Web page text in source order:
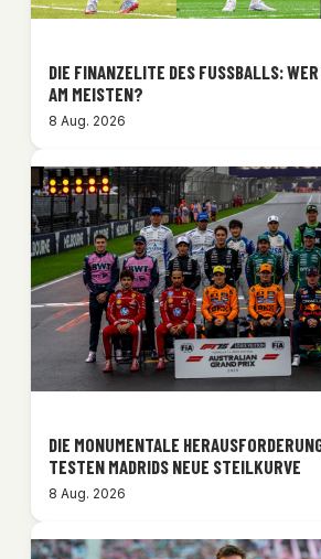
DIE FINANZELITE DES FUSSBALLS: WER
M MEISTEN?
8 Aug. 2026
DIE MONUMENTALE
TESTEN MADRIDS NEUE STEILKURVE
8 Aug. 2026